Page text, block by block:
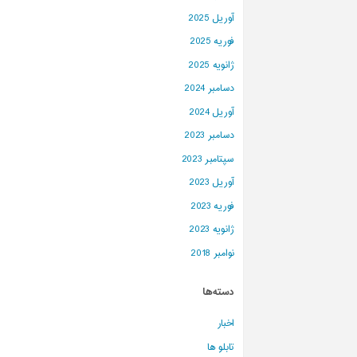
آوریل 2025
فوریه 2025
ژانویه 2025
دسامبر 2024
آوریل 2024
دسامبر 2023
سپتامبر 2023
آوریل 2023
فوریه 2023
ژانویه 2023
نوامبر 2018
دسته‌ها
اخبار
تابلو ها